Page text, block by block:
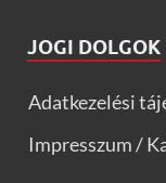
JOGI DOLGOK
Adatkezelési
Impresszum /